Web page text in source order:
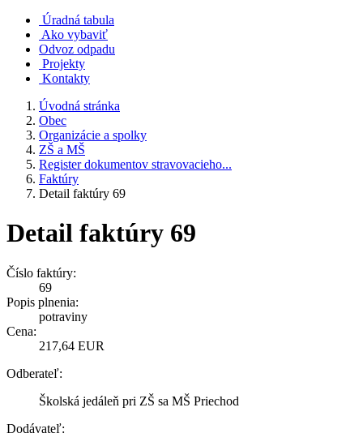
Úradná tabula
Ako vybaviť
Odvoz odpadu
Projekty
Kontakty
Úvodná stránka
Obec
Organizácie a spolky
ZŠ a MŠ
Register dokumentov stravovacieho...
Faktúry
Detail faktúry 69
Detail faktúry 69
Číslo faktúry:
69
Popis plnenia:
potraviny
Cena:
217,64 EUR
Odberateľ:
Školská jedáleň pri ZŠ sa MŠ Priechod
Dodávateľ: